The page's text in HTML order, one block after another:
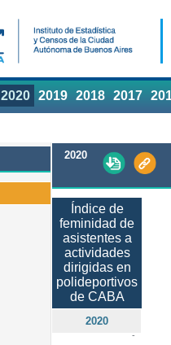
2020 2019 2018 2017
2020
Índice de
feminidad de
asistentes a
actividades
dirigidas en
polideportivos
de CABA
2020
-